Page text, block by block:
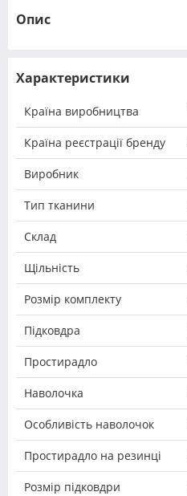
Опис
Характеристики
Країна виробництва
Країна реєстрації бренду
Виробник
Тип тканини
Склад
Щільність
Розмір комплекту
Підковдра
Простирадло
Наволочка
Особливість наволочок
Простирадло на резинці
Розмір підковдри